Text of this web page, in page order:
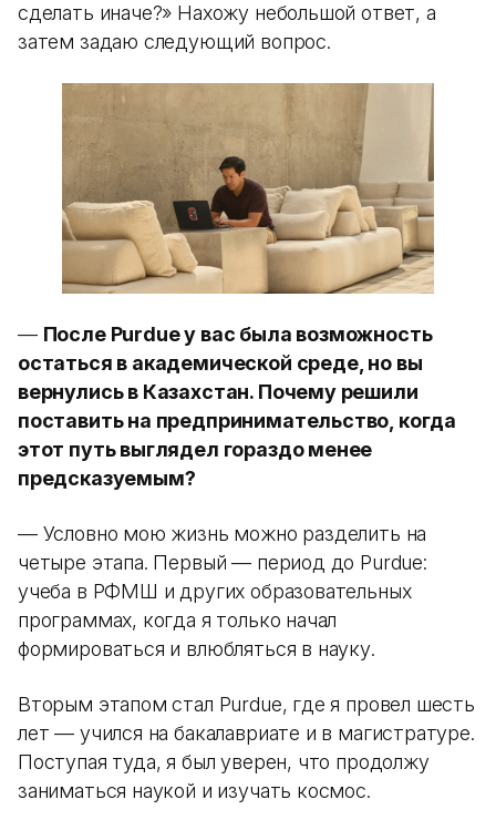
сделать иначе?» Нахожу небольшой ответ, а
затем задаю следующий вопрос.
— После Purdue у вас была возможность
остаться в академической среде, но вы
вернулись в Казахстан. Почему решили
поставить на предпринимательство, когда
этот путь выглядел гораздо менее
предсказуемым?
— Условно мою жизнь можно разделить на
четыре этапа. Первый — период до Purdue:
учеба в РФМШ и других образовательных
программах, когда я только начал
формироваться и влюбляться в науку.
Вторым этапом стал Purdue, где я провел шесть
лет — учился на бакалавриате и в магистратуре.
Поступая туда, я был уверен, что продолжу
заниматься наукой и изучать космос.